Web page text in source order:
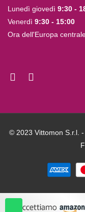
Lunedì giovedì 9:30 -
Venerdì 9:30 - 15:00
Ora dell'Europa
© 2023 Vittomon S.r.l.